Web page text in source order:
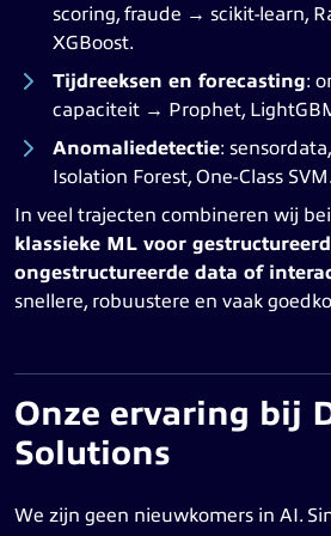
scoring, fraude → scikit-learn,
XGBoost.
Tijdreeksen en forecasting:
capaciteit → Prophet,
Anomaliedetectie:
Isolation Forest, One-Class SVM.
In veel trajecten combineren wij
klassieke ML voor
ongestructureerde data of
snellere, robuustere en vaak
Onze ervaring bij
Solutions
We zijn geen nieuwkomers in AI.